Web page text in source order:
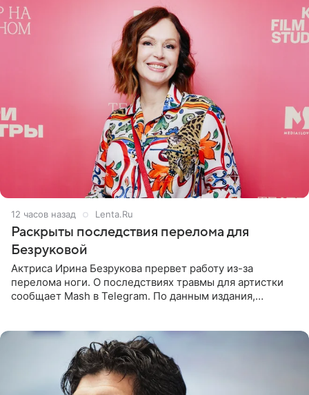
12 часов назад Lenta.Ru
Раскрыты последствия перелома для
Безруковой
Актриса Ирина Безрукова прервет работу из-за
перелома ноги. О последствиях травмы для артистки
сообщает Mash в Telegram. По данным издания,